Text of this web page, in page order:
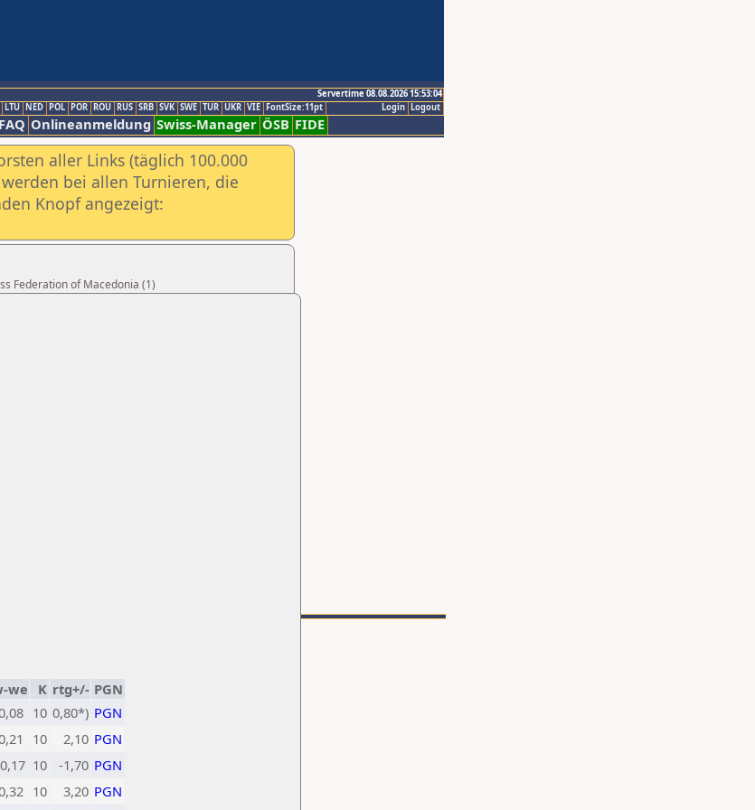
Servertime 08.08.2026 15:53:04
Logout
Login
LTU NED POL POR ROU RUS SRB SVK SWE TUR UKR VIE FontSize:11pt
FAQ Onlineanmeldung Swiss-Manager ÖSB FIDE
aller Links (täglich 100.000
bei allen Turnieren, die
Knopf angezeigt:
Federation of Macedonia (1)
we K rtg+/- PGN
10 0,80*) PGN
10 2,10 PGN
10 -1,70 PGN
10 3,20 PGN